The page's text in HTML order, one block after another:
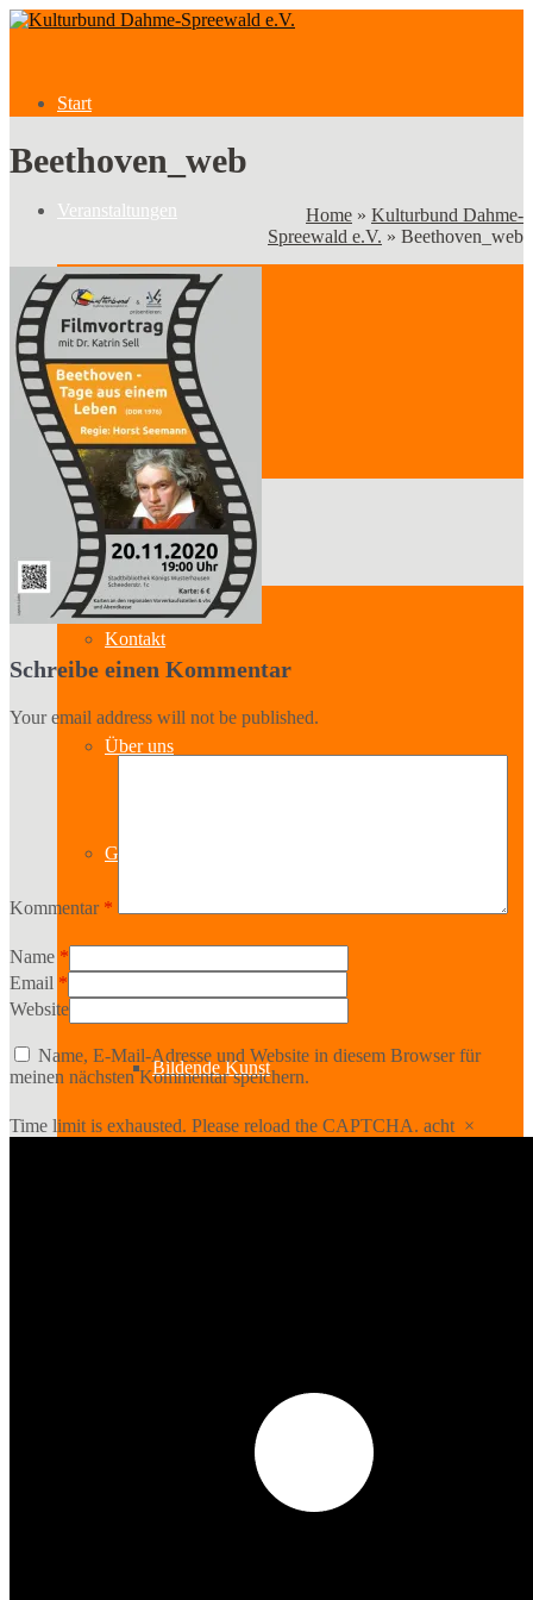
Start
Veranstaltungen
Veranstaltungen
Kategorien
Verein
Kontakt
Über uns
Geschichte
Bildende Kunst
Darstellende Kunst
Beethoven_web
Home » Kulturbund Dahme-
Spreewald e.V. » Beethoven_web
Schreibe einen Kommentar
Your email address will not be published.
Kommentar *
Name *
Email *
Website
Name, E-Mail-Adresse und Website in diesem Browser für
meinen nächsten Kommentar speichern.
Time limit is exhausted. Please reload the CAPTCHA. acht ×